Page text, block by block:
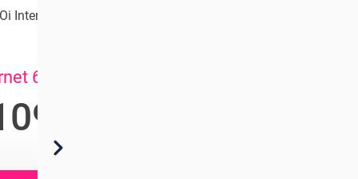
Oi Internet
600 mega